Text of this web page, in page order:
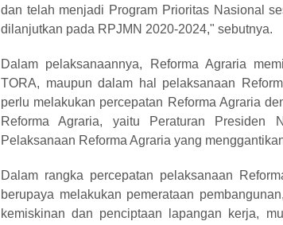
dan telah menjadi Program Prioritas Nasional
dilanjutkan pada RPJMN 2020-2024," sebutnya.
Dalam pelaksanaannya, Reforma Agraria
TORA, maupun dalam hal pelaksanaan
perlu melakukan percepatan Reforma Agraria
Reforma Agraria, yaitu Peraturan Presiden
Pelaksanaan Reforma Agraria yang
Dalam rangka percepatan pelaksanaan
berupaya melakukan pemerataan
kemiskinan dan penciptaan lapangan kerja,